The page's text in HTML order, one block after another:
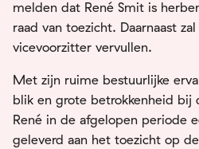
melden dat René Smit is
raad van toezicht. Daarnaast
vicevoorzitter vervullen.
Met zijn ruime bestuurlijke
blik en grote betrokkenheid bij
René in de afgelopen periode
geleverd aan het toezicht op